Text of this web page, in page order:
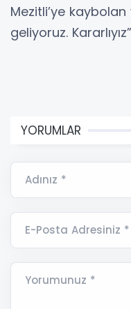
Mezitli’ye kaybolan
geliyoruz.
YORUMLAR
Adınız *
E-Posta Adresiniz *
Yorumunuz *